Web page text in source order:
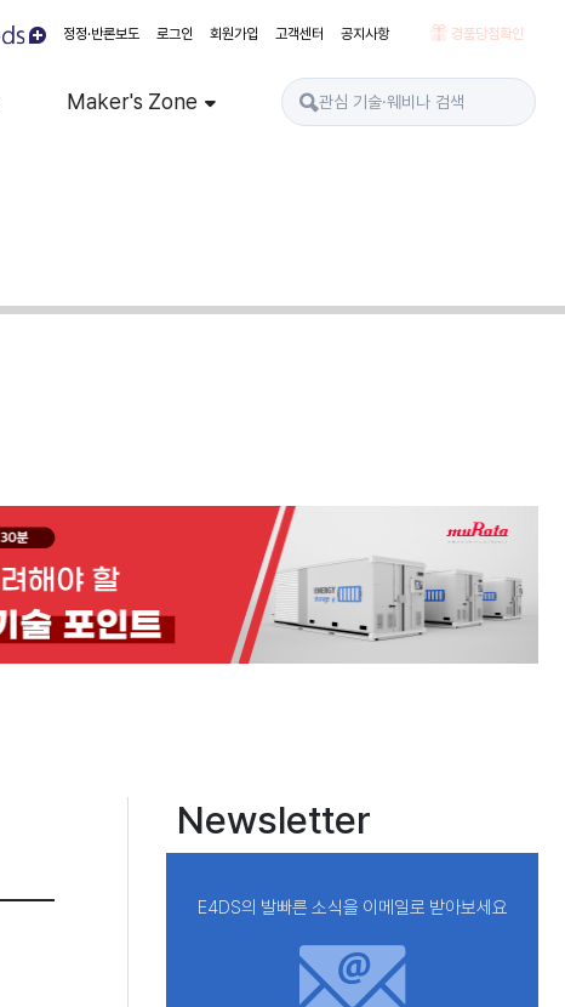
정정·반론보도 로그인 회원가입 고객센터 공지사항 경품당첨확인
Maker's Zone
Newsletter
E4DS의 발빠른 소식을 이메일로 받아보세요